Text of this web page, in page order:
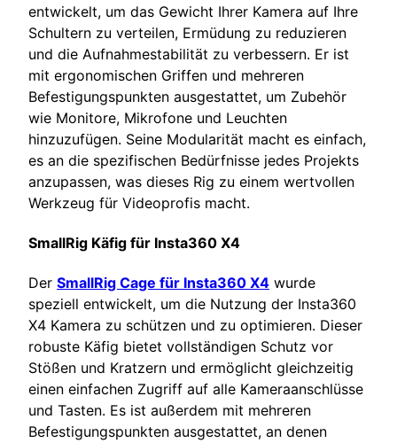
entwickelt, um das Gewicht Ihrer Kamera auf Ihre
Schultern zu verteilen, Ermüdung zu reduzieren
und die Aufnahmestabilität zu verbessern. Er ist
mit ergonomischen Griffen und mehreren
Befestigungspunkten ausgestattet, um Zubehör
wie Monitore, Mikrofone und Leuchten
hinzuzufügen. Seine Modularität macht es einfach,
es an die spezifischen Bedürfnisse jedes Projekts
anzupassen, was dieses Rig zu einem wertvollen
Werkzeug für Videoprofis macht.
SmallRig Käfig für Insta360 X4
Der SmallRig Cage für Insta360 X4 wurde
speziell entwickelt, um die Nutzung der Insta360
X4 Kamera zu schützen und zu optimieren. Dieser
robuste Käfig bietet vollständigen Schutz vor
Stößen und Kratzern und ermöglicht gleichzeitig
einen einfachen Zugriff auf alle Kameraanschlüsse
und Tasten. Es ist außerdem mit mehreren
Befestigungspunkten ausgestattet, an denen